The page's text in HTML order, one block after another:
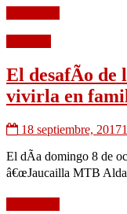
El desafÃ­o de
vivirla en
18 septiembre, 2017
El dÃ­a domingo 8 de
â€œJaucailla MTB